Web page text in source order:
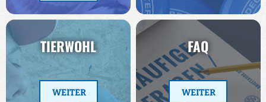
TIERWOHL
WEITER
FAQ
WEITER